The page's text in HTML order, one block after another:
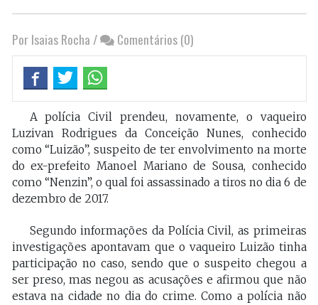
Por Isaias Rocha / Comentários (0)
A polícia Civil prendeu, novamente, o vaqueiro
Luzivan Rodrigues da Conceição Nunes, conhecido
como “Luizão”, suspeito de ter envolvimento na morte
do ex-prefeito Manoel Mariano de Sousa, conhecido
como “Nenzin”, o qual foi assassinado a tiros no dia 6 de
dezembro de 2017.
Segundo informações da Polícia Civil, as primeiras
investigações apontavam que o vaqueiro Luizão tinha
participação no caso, sendo que o suspeito chegou a
ser preso, mas negou as acusações e afirmou que não
estava na cidade no dia do crime. Como a polícia não